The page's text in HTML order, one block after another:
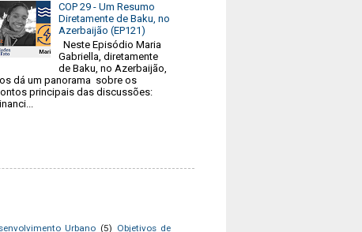
COP 29 - Um Resumo
Diretamente de Baku, no
Azerbaijão (EP121)
Neste Episódio Maria
Gabriella, diretamente
de Baku, no Azerbaijão,
dá um panorama sobre os
principais das discussões:
Urbano (5) Objetivos de